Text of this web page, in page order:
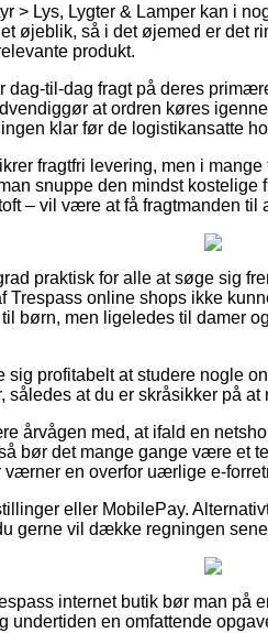
> Lys, Lygter & Lamper kan i
øjeblik, så i det øjemed er det
produkt.
dag-til-dag fragt på deres
at ordren køres
klar før de logistikansatte
fragtfri levering, men i
snuppe den mindst kostelige
– vil være at få fragtmanden til
praktisk for alle at søge sig
Trespass online shops ikke
børn, men ligeledes til damer
profitabelt at studere nogle
således at du er skråsikker på
årvågen med, at ifald en
bør det mange gange være et
værner en overfor uærlige e-
eller MobilePay.
gerne vil dække regningen
internet butik bør man på
undertiden en omfattende